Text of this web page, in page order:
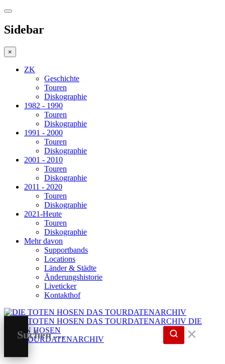
Sidebar
×
ZK
Geschichte
Touren
Diskographie
1982 - 1990
Touren
Diskographie
1991 - 2000
Touren
Diskographie
2001 - 2010
Touren
Diskographie
2011 - 2020
Touren
Diskographie
2021-Heute
Touren
Diskographie
Mehr davon
Supportbands
Locations
Länder & Städte
Änderungshistorie
Liveticker
Kontakthof
DIE
TOTEN HOSEN
DAS TOURDATENARCHIV
✕